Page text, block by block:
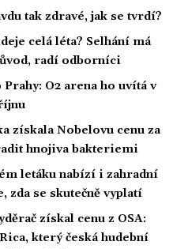
tak zdravé, jak se tvrdí?
celá léta? Selhání má
radí odborníci
O2 arena ho uvítá v
získala Nobelovu cenu za
hnojiva bakteriemi
letáku nabízí i zahradní
zda se skutečně vyplatí
získal cenu z OSA:
který česká hudební